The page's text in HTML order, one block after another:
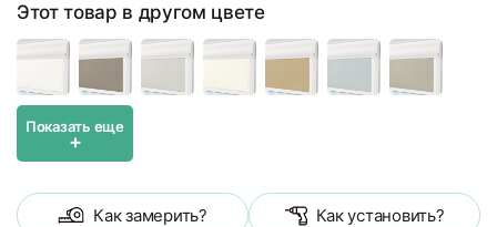
Этот товар в другом цвете
Показать еще
+
Как замерить? Как установить?